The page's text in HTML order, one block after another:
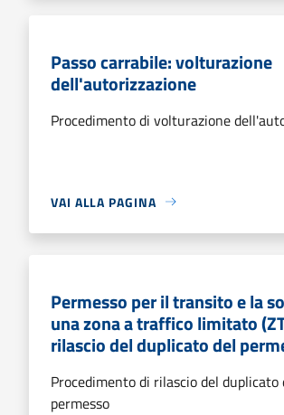
Passo carrabile: volturazione
dell'autorizzazione
Procedimento di volturazione
VAI ALLA PAGINA
Permesso per il transito e la
una zona a traffico limitato
rilascio del duplicato del
Procedimento di rilascio del duplicato
permesso